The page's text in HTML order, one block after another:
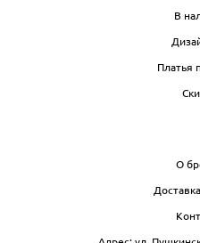
В
Платья
О